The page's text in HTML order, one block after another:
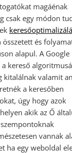
magáénak
csak egy módon
összetett és
alapul. A Google
kereső
kitalálnak valamit
a keresőben
úgy hogy azok
akik az Ő
vannak
ha egy weboldal